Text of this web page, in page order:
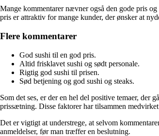
Mange kommentarer nævner også den gode pris
pris er attraktiv for mange kunder, der ønsker at
Flere kommentarer
God sushi til en god pris.
Altid frisklavet sushi og sødt personale.
Rigtig god sushi til prisen.
Sød betjening og god sushi og steaks.
Som det ses, er der en hel del positive temaer,
prissætning. Disse faktorer har tilsammen
Det er vigtigt at understrege, at selvom
anmeldelser, før man træffer en beslutning.